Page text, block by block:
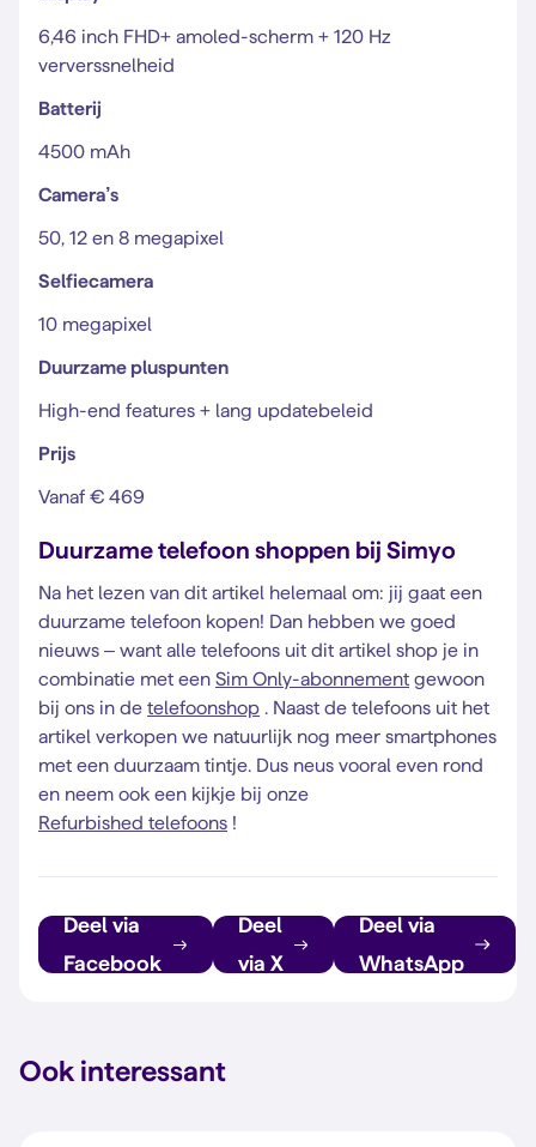
6,46 inch FHD+ amoled-scherm + 120 Hz
ververssnelheid
Batterij
4500 mAh
Camera’s
50, 12 en 8 megapixel
Selfiecamera
10 megapixel
Duurzame pluspunten
High-end features + lang updatebeleid
Prijs
Vanaf € 469
Duurzame telefoon shoppen bij Simyo
Na het lezen van dit artikel helemaal om: jij gaat een
duurzame telefoon kopen! Dan hebben we goed
nieuws – want alle telefoons uit dit artikel shop je in
combinatie met een Sim Only-abonnement gewoon
bij ons in de telefoonshop . Naast de telefoons uit het
artikel verkopen we natuurlijk nog meer smartphones
met een duurzaam tintje. Dus neus vooral even rond
en neem ook een kijkje bij onze
Refurbished telefoons !
Deel via
Facebook
Deel
via X
Deel via
WhatsApp
Ook interessant